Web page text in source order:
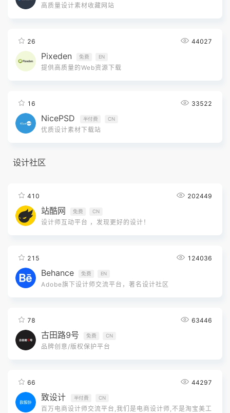
高质量设计素材收藏网站
26 44027
Pixeden 免费 EN
提供高质量的Web资源下载
16 33522
NicePSD 半付费 CN
优质设计素材下载站
设计社区
410 202449
站酷网 免费 CN
设计师互动平台 ，发现更好的设计！
215 124036
Behance 免费 EN
Adobe旗下设计师交流平台，著名设计社区
78 63446
古田路9号 免费 CN
品牌创意/版权保护平台
66 44297
致设计 半付费 CN
百万电商设计师交流平台,我们是电商设计师,不是淘宝美工